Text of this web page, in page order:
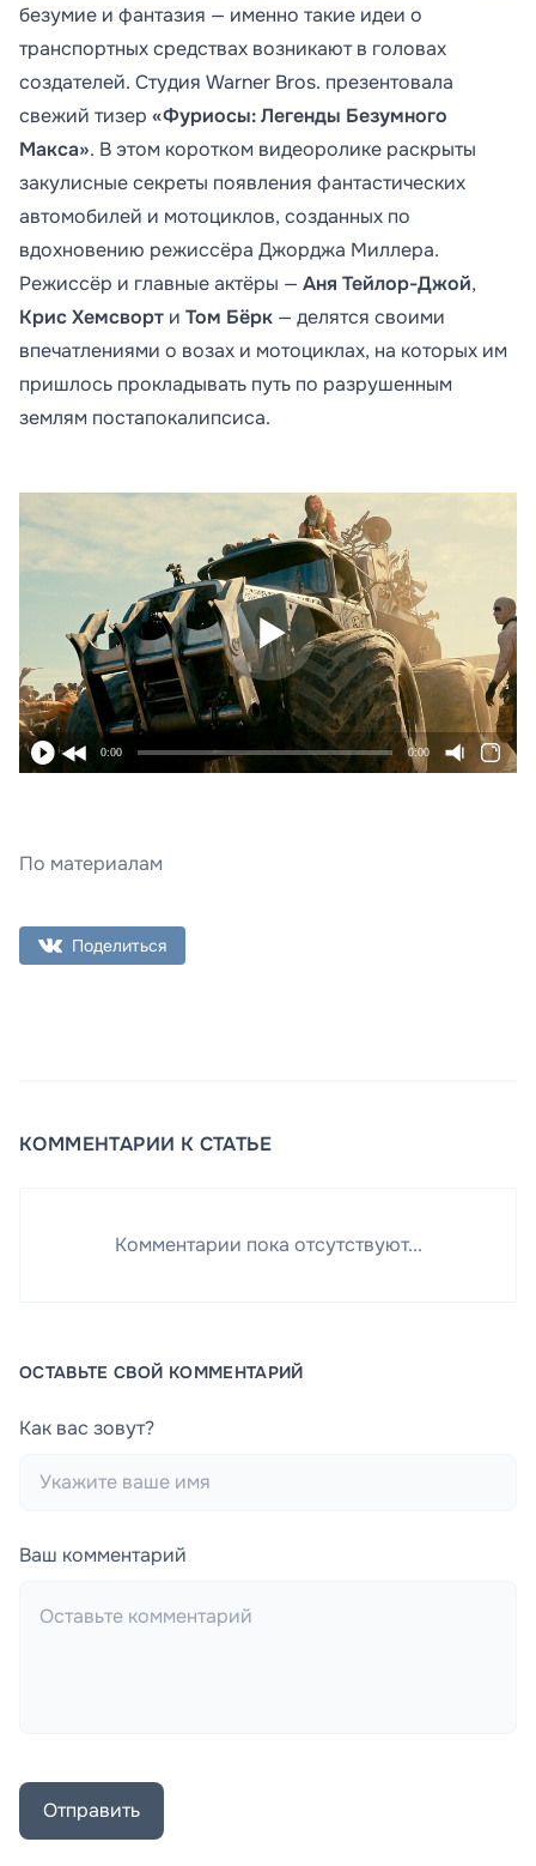
безумие и фантазия — именно такие идеи о
транспортных средствах возникают в головах
создателей. Студия Warner Bros. презентовала
свежий тизер «Фуриосы: Легенды Безумного
Макса». В этом коротком видеоролике раскрыты
закулисные секреты появления фантастических
автомобилей и мотоциклов, созданных по
вдохновению режиссёра Джорджа Миллера.
Режиссёр и главные актёры — Аня Тейлор-Джой,
Крис Хемсворт и Том Бёрк — делятся своими
впечатлениями о возах и мотоциклах, на которых им
пришлось прокладывать путь по разрушенным
землям постапокалипсиса.
0:00 0:00
По материалам
Поделиться
КОММЕНТАРИИ К СТАТЬЕ
Комментарии пока отсутствуют...
ОСТАВЬТЕ СВОЙ КОММЕНТАРИЙ
Как вас зовут?
Ваш комментарий
Отправить